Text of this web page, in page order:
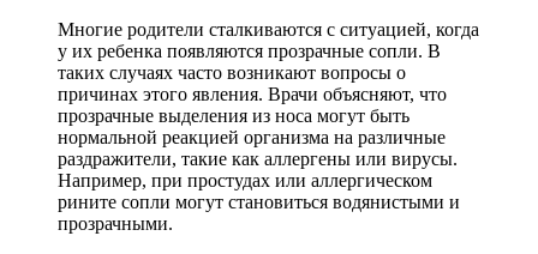
Многие родители сталкиваются с ситуацией, когда
у их ребенка появляются прозрачные сопли. В
таких случаях часто возникают вопросы о
причинах этого явления. Врачи объясняют, что
прозрачные выделения из носа могут быть
нормальной реакцией организма на различные
раздражители, такие как аллергены или вирусы.
Например, при простудах или аллергическом
рините сопли могут становиться водянистыми и
прозрачными.